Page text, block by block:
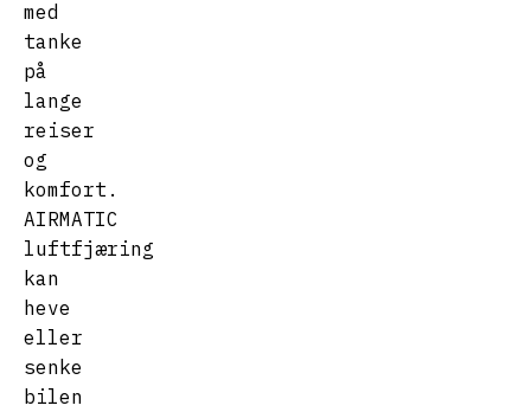
med
tanke
på
lange
reiser
og
komfort.
AIRMATIC
luftfjæring
kan
heve
eller
senke
bilen